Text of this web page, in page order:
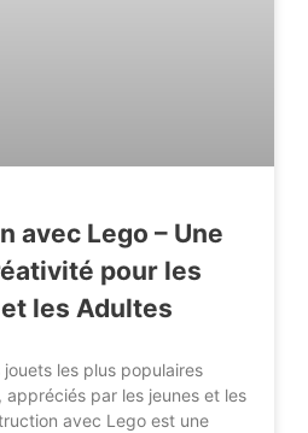
avec Lego – Une
pour les
les Adultes
jouets les plus populaires
par les jeunes et les
avec Lego est une